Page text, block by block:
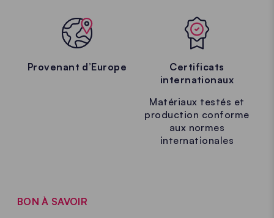
Provenant d’Europe
Certificats
internationaux
Matériaux testés et
production conforme
aux normes
internationales
BON À SAVOIR